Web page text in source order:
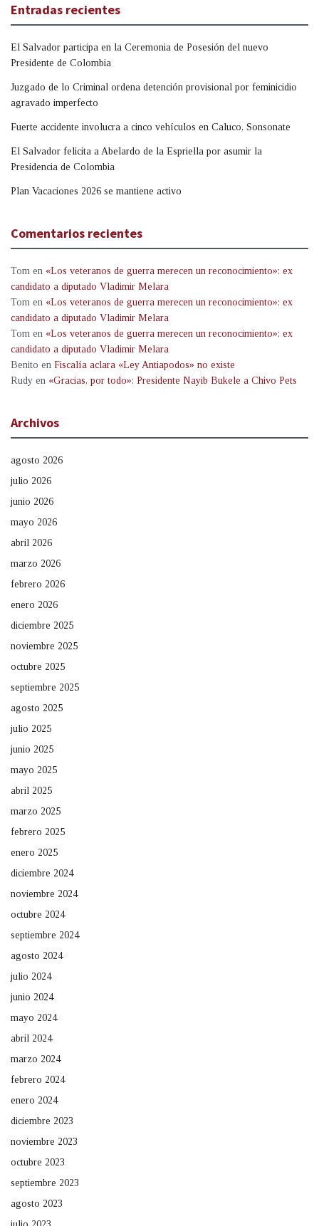
Entradas recientes
El Salvador participa en la Ceremonia de Posesión del nuevo
Presidente de Colombia
Juzgado de lo Criminal ordena detención provisional por feminicidio
agravado imperfecto
Fuerte accidente involucra a cinco vehículos en Caluco, Sonsonate
El Salvador felicita a Abelardo de la Espriella por asumir la
Presidencia de Colombia
Plan Vacaciones 2026 se mantiene activo
Comentarios recientes
Tom en «Los veteranos de guerra merecen un reconocimiento»: ex
candidato a diputado Vladimir Melara
Tom en «Los veteranos de guerra merecen un reconocimiento»: ex
candidato a diputado Vladimir Melara
Tom en «Los veteranos de guerra merecen un reconocimiento»: ex
candidato a diputado Vladimir Melara
Benito en Fiscalía aclara «Ley Antiapodos» no existe
Rudy en «Gracias, por todo»: Presidente Nayib Bukele a Chivo Pets
Archivos
agosto 2026
julio 2026
junio 2026
mayo 2026
abril 2026
marzo 2026
febrero 2026
enero 2026
diciembre 2025
noviembre 2025
octubre 2025
septiembre 2025
agosto 2025
julio 2025
junio 2025
mayo 2025
abril 2025
marzo 2025
febrero 2025
enero 2025
diciembre 2024
noviembre 2024
octubre 2024
septiembre 2024
agosto 2024
julio 2024
junio 2024
mayo 2024
abril 2024
marzo 2024
febrero 2024
enero 2024
diciembre 2023
noviembre 2023
octubre 2023
septiembre 2023
agosto 2023